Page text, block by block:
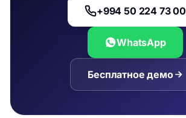
+994 50 224 73 00
WhatsApp
Бесплатное демо